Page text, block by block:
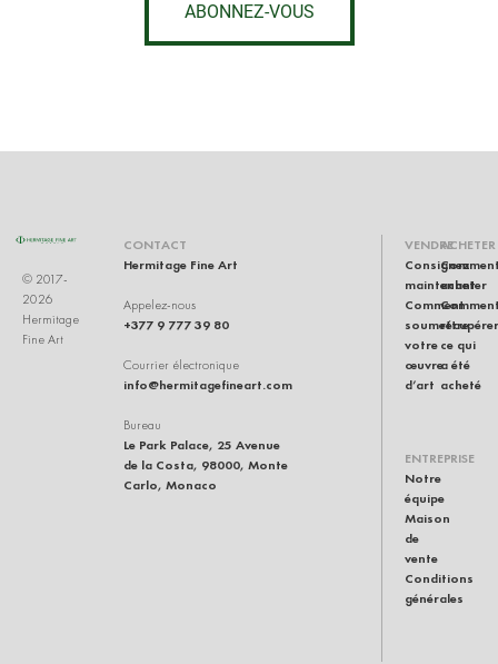
ABONNEZ-VOUS
© 2017-
2026
Hermitage
Fine Art
CONTACT
Hermitage Fine Art
Appelez-nous
+377 9 777 39 80
Courrier électronique
info@hermitagefineart.com
Bureau
Le Park Palace, 25 Avenue
de la Costa, 98000, Monte
Carlo, Monaco
VENDRE
Consignez
maintenant
Comment
soumettre
votre
œuvre
d’art
ACHETER
acheter
récupérer
ce qui
a été
acheté
ENTREPRISE
Notre
équipe
Maison
de
vente
Conditions
générales